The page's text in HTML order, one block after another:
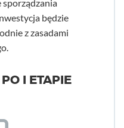
sporządzania
będzie
z zasadami
I ETAPIE